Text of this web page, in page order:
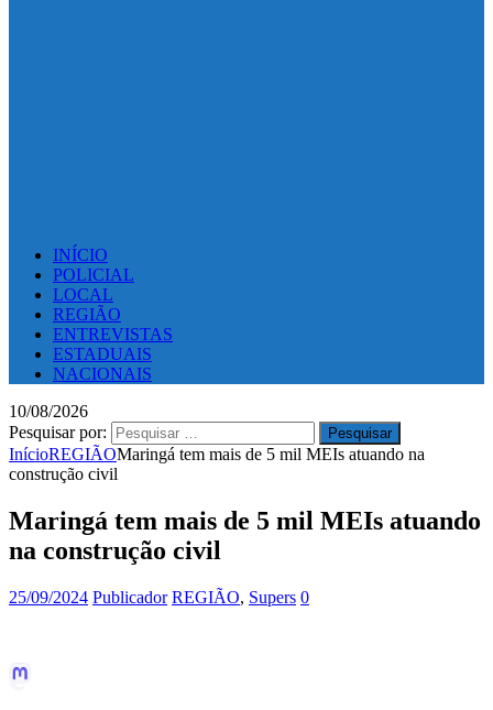
INÍCIO
POLICIAL
LOCAL
REGIÃO
ENTREVISTAS
ESTADUAIS
NACIONAIS
10/08/2026
Pesquisar por:
InícioREGIÃOMaringá tem mais de 5 mil MEIs atuando na
construção civil
Maringá tem mais de 5 mil MEIs atuando
na construção civil
25/09/2024 Publicador REGIÃO, Supers 0